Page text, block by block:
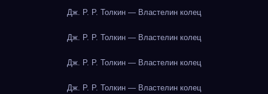
Дж. Р. Р. Толкин — Властелин колец
Дж. Р. Р. Толкин — Властелин колец
Дж. Р. Р. Толкин — Властелин колец
Дж. Р. Р. Толкин — Властелин колец